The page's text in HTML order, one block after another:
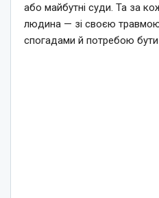
або майбутні суди. Та за
людина — зі своєю
спогадами й потребою